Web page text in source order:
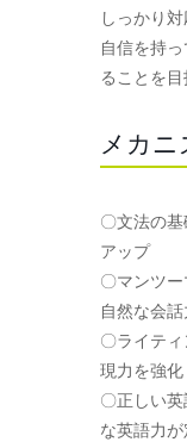
しっかり対
自信を持
ることを目
メカニ
〇文法の
アップ
〇マンツー
自然な会
〇ライテ
現力を強化
〇正しい
な英語力